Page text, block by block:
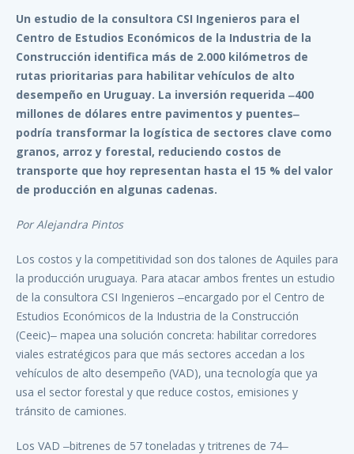
Un estudio de la consultora CSI Ingenieros para el
Centro de Estudios Económicos de la Industria de la
Construcción identifica más de 2.000 kilómetros de
rutas prioritarias para habilitar vehículos de alto
desempeño en Uruguay. La inversión requerida ‒400
millones de dólares entre pavimentos y puentes‒
podría transformar la logística de sectores clave como
granos, arroz y forestal, reduciendo costos de
transporte que hoy representan hasta el 15 % del valor
de producción en algunas cadenas.
Por Alejandra Pintos
Los costos y la competitividad son dos talones de Aquiles para
la producción uruguaya. Para atacar ambos frentes un estudio
de la consultora CSI Ingenieros ‒encargado por el Centro de
Estudios Económicos de la Industria de la Construcción
(Ceeic)‒ mapea una solución concreta: habilitar corredores
viales estratégicos para que más sectores accedan a los
vehículos de alto desempeño (VAD), una tecnología que ya
usa el sector forestal y que reduce costos, emisiones y
tránsito de camiones.
Los VAD ‒bitrenes de 57 toneladas y tritrenes de 74‒